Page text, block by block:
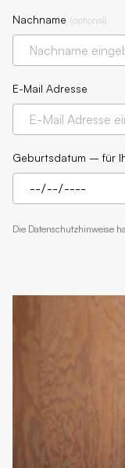
Nachname (optional)
E-Mail Adresse
Geburtsdatum – für
Die Datenschutzhinweise